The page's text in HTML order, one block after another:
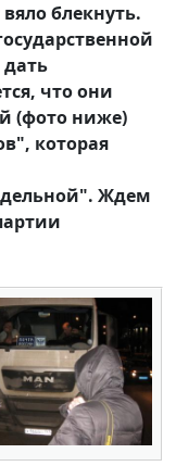
блекнуть.
что они
(фото ниже)
которая
Ждем